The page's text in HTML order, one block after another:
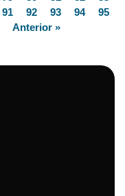
91 92 93 94
95
Anterior »